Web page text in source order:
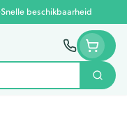
Snelle beschikbaarheid
Zoek